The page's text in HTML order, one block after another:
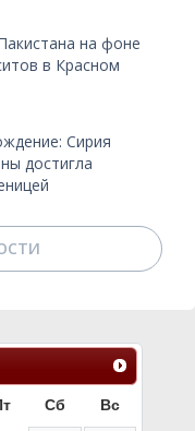
на фоне
в Красном
Сирия
достигла
Сб Вс